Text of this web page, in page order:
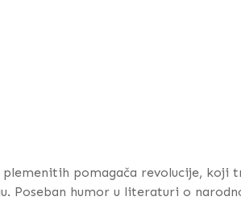
pomagača revolucije, koji
Poseban humor u literaturi o